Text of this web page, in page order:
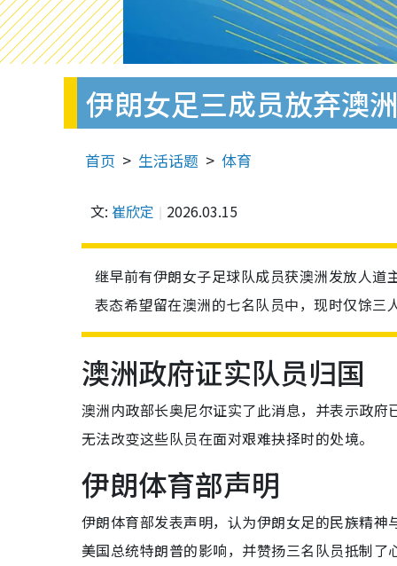
伊朗女足三成员放弃澳
首页 生活话题 体育
文: 崔欣定 2026.03.15
继早前有伊朗女子足球队成员获澳洲发放人
表态希望留在澳洲的七名队员中，现时仅馀三
澳洲政府证实队员归国
澳洲内政部长奥尼尔证实了此消息，并表示政
无法改变这些队员在面对艰难抉择时的处境。
伊朗体育部声明
伊朗体育部发表声明，认为伊朗女足的民族精
美国总统特朗普的影响，并赞扬三名队员抵制